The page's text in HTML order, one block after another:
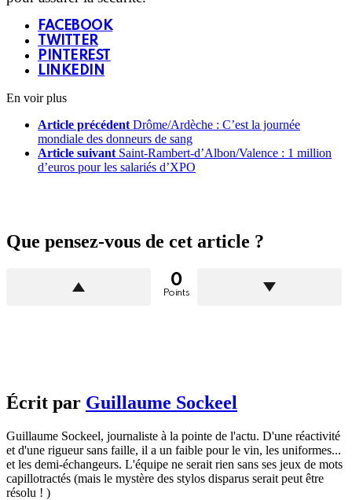
FACEBOOK
TWITTER
PINTEREST
LINKEDIN
En voir plus
Article précédent Drôme/Ardèche : C’est la journée
mondiale des donneurs de sang
Article suivant Saint-Rambert-d’Albon/Valence : 1 million
d’euros pour les salariés d’XPO
Que pensez-vous de cet article ?
0
Points
Écrit par Guillaume Sockeel
Guillaume Sockeel, journaliste à la pointe de l'actu. D'une réactivité
et d'une rigueur sans faille, il a un faible pour le vin, les uniformes...
et les demi-échangeurs. L'équipe ne serait rien sans ses jeux de mots
capillotractés (mais le mystère des stylos disparus serait peut être
résolu ! )